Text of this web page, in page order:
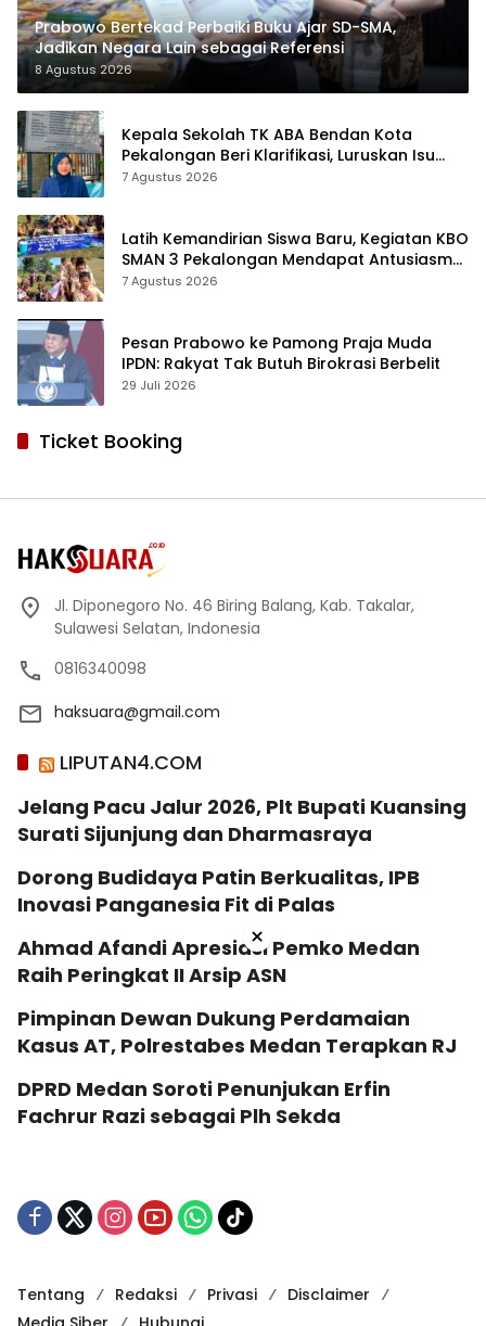
Prabowo Bertekad Perbaiki Buku Ajar SD-SMA,
Jadikan Negara Lain sebagai Referensi
8 Agustus 2026
Kepala Sekolah TK ABA Bendan Kota
Pekalongan Beri Klarifikasi, Luruskan Isu
Proyek Revitalisasi
7 Agustus 2026
Latih Kemandirian Siswa Baru, Kegiatan KBO
SMAN 3 Pekalongan Mendapat Antusiasme
dan Respon Positif Orang Tua Murid
7 Agustus 2026
Pesan Prabowo ke Pamong Praja Muda
IPDN: Rakyat Tak Butuh Birokrasi Berbelit
29 Juli 2026
Ticket Booking
Jl. Diponegoro No. 46 Biring Balang, Kab. Takalar,
Sulawesi Selatan, Indonesia
0816340098
haksuara@gmail.com
LIPUTAN4.COM
Jelang Pacu Jalur 2026, Plt Bupati Kuansing
Surati Sijunjung dan Dharmasraya
Dorong Budidaya Patin Berkualitas, IPB
Inovasi Panganesia Fit di Palas
Ahmad Afandi Apresiasi Pemko Medan
Raih Peringkat II Arsip ASN
Pimpinan Dewan Dukung Perdamaian
Kasus AT, Polrestabes Medan Terapkan RJ
DPRD Medan Soroti Penunjukan Erfin
Fachrur Razi sebagai Plh Sekda
Tentang Redaksi Privasi
Disclaimer
×